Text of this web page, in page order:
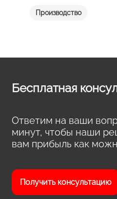
Производство
Бесплатная
Ответим на ваши
минут, чтобы наши
вам прибыль как
Получить консультацию